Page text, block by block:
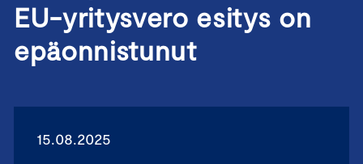
EU-yritysvero esitys on
epäonnistunut
15.08.2025